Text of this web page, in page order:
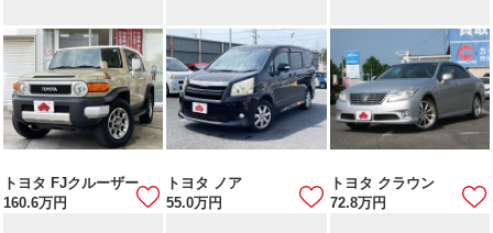
トヨタ FJクルーザー
160.6万円
トヨタ ノア
55.0万円
トヨタ クラウン
72.8万円